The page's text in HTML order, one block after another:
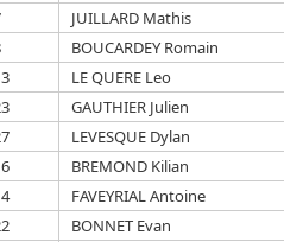
JUILLARD Mathis
BOUCARDEY Romain
LE QUERE Leo
GAUTHIER Julien
LEVESQUE Dylan
BREMOND Kilian
FAVEYRIAL Antoine
BONNET Evan